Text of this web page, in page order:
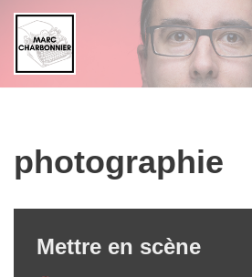
Aller
au
contenu
photographie
Mettre en scène